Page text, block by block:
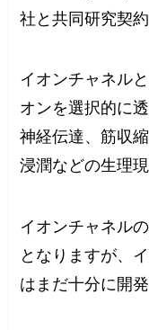
社と共同研究契
イオンチャネル
オンを選択的に
神経伝達、筋収
浸潤などの生理
イオンチャネル
となりますが、
はまだ十分に開